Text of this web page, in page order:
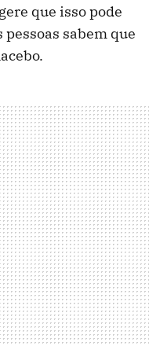
que isso pode
sabem que